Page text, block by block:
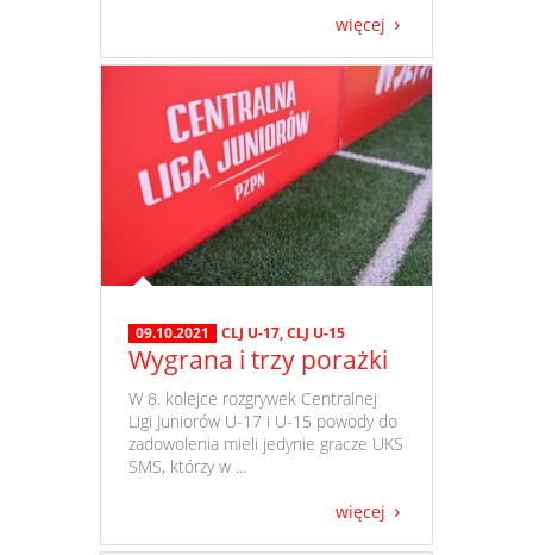
więcej
09.10.2021 CLJ U-17,CLJ U-15
Wygrana i trzy porażki
​ W 8. kolejce rozgrywek Centralnej
Ligi Juniorów U-17 i U-15 powody do
zadowolenia mieli jedynie gracze UKS
SMS, którzy w ...
więcej